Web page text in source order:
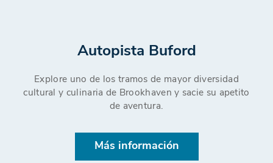
Autopista Buford
Explore uno de los tramos de mayor diversidad
cultural y culinaria de Brookhaven y sacie su apetito
de aventura.
Más información